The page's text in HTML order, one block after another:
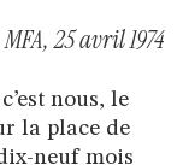
25 avril 1974
nous, le
la place de
neuf mois